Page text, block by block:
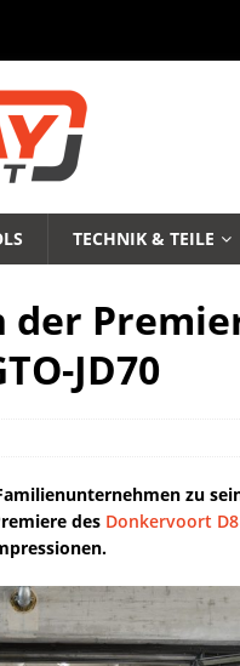
TECHNIK & TEILE
JD70
zu
des Donkervoort D8